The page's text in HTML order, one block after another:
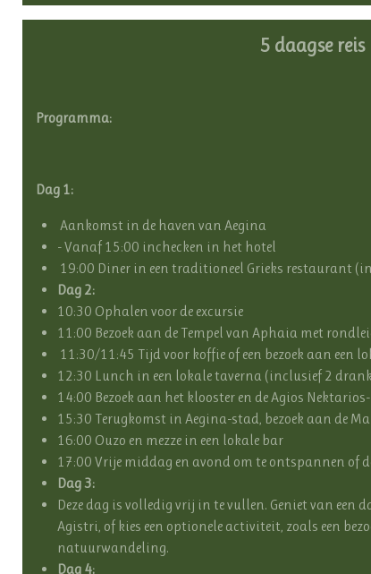
5 daagse reis
Programma:
Dag 1:
Aankomst in de haven van Aegina
- Vanaf 15:00 inchecken in het hotel
19:00 Diner in een traditioneel Grieks restaurant
Dag 2:
10:30 Ophalen voor de excursie
11:00 Bezoek aan de Tempel van Aphaia met
11:30/11:45 Tijd voor koffie of een bezoek aan een
12:30 Lunch in een lokale taverna (inclusief 2
14:00 Bezoek aan het klooster en de Agios
15:30 Terugkomst in Aegina-stad, bezoek aan de
16:00 Ouzo en mezze in een lokale bar
17:00 Vrije middag en avond om te ontspannen of
Dag 3:
Deze dag is volledig vrij in te vullen. Geniet van een
Agistri, of kies een optionele activiteit, zoals een
natuurwandeling.
Dag 4: